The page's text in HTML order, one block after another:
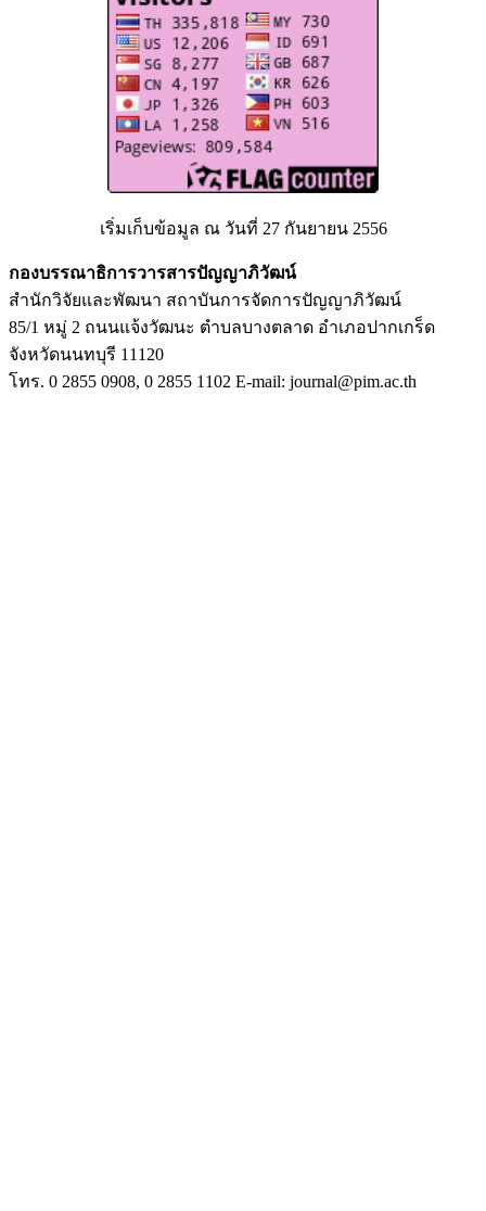
เริ่มเก็บข้อมูล ณ วันที่ 27 กันยายน 2556
กองบรรณาธิการวารสารปัญญาภิวัฒน์
สำนักวิจัยและพัฒนา สถาบันการจัดการปัญญาภิวัฒน์
85/1 หมู่ 2 ถนนแจ้งวัฒนะ ตำบลบางตลาด อำเภอปากเกร็ด
จังหวัดนนทบุรี 11120
โทร. 0 2855 0908, 0 2855 1102 E-mail: journal@pim.ac.th